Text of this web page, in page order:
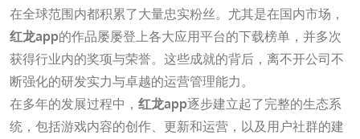
在全球范围内都积累了大量忠实粉丝。尤其是在国内市场，
红龙app的作品屡屡登上各大应用平台的下载榜单，并多次
获得行业内的奖项与荣誉。这些成就的背后，离不开公司不
断强化的研发实力与卓越的运营管理能力。
在多年的发展过程中， 红龙app逐步建立起了完整的生态系
统，包括游戏内容的创作、更新和运营，以及用户社群的建